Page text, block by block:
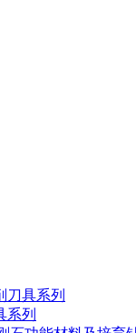
刀具系列
系列